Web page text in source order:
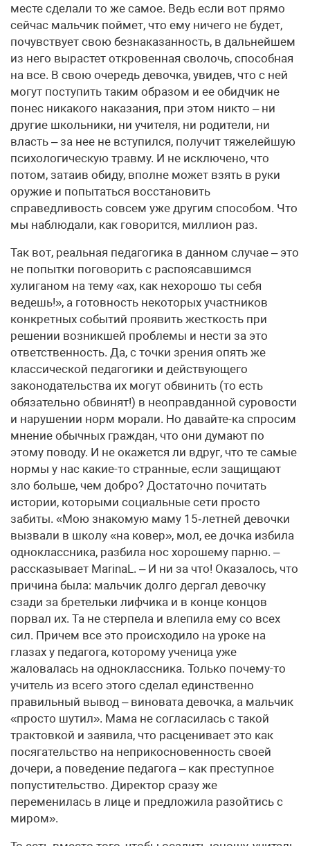
месте сделали то же самое. Ведь если вот прямо
сейчас мальчик поймет, что ему ничего не будет,
почувствует свою безнаказанность, в дальнейшем
из него вырастет откровенная сволочь, способная
на все. В свою очередь девочка, увидев, что с ней
могут поступить таким образом и ее обидчик не
понес никакого наказания, при этом никто – ни
другие школьники, ни учителя, ни родители, ни
власть – за нее не вступился, получит тяжелейшую
психологическую травму. И не исключено, что
потом, затаив обиду, вполне может взять в руки
оружие и попытаться восстановить
справедливость совсем уже другим способом. Что
мы наблюдали, как говорится, миллион раз.
Так вот, реальная педагогика в данном случае – это
не попытки поговорить с распоясавшимся
хулиганом на тему «ах, как нехорошо ты себя
ведешь!», а готовность некоторых участников
конкретных событий проявить жесткость при
решении возникшей проблемы и нести за это
ответственность. Да, с точки зрения опять же
классической педагогики и действующего
законодательства их могут обвинить (то есть
обязательно обвинят!) в не­оправданной суровости
и нарушении норм морали. Но давайте-ка спросим
мнение обычных граждан, что они думают по
этому поводу. И не окажется ли вдруг, что те самые
нормы у нас какие-то странные, если защищают
зло больше, чем добро? Достаточно почитать
истории, которыми социальные сети просто
забиты. «Мою знакомую маму 15‑летней девочки
вызвали в школу «на ковер», мол, ее дочка избила
одноклассника, разбила нос хорошему парню. –
рассказывает MarinaL. – И ни за что! Оказалось, что
причина была: мальчик долго дергал девочку
сзади за бретельки лифчика и в конце концов
порвал их. Та не стерпела и влепила ему со всех
сил. Причем все это происходило на уроке на
глазах у педагога, которому ученица уже
жаловалась на одноклассника. Только почему-то
учитель из всего этого сделал единственно
правильный вывод – виновата девочка, а мальчик
«просто шутил». Мама не согласилась с такой
трактовкой и заявила, что расценивает это как
посягательство на неприкосновенность своей
дочери, а поведение педагога – как преступное
попустительство. Директор сразу же
переменилась в лице и предложила разойтись с
миром».